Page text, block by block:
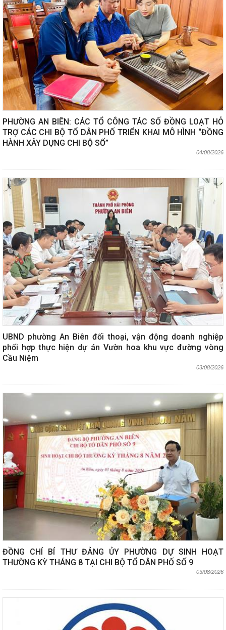
PHƯỜNG AN BIÊN: CÁC TỔ CÔNG TÁC SỐ ĐỒNG LOẠT HỖ
TRỢ CÁC CHI BỘ TỔ DÂN PHỐ TRIỂN KHAI MÔ HÌNH “ĐỒNG
HÀNH XÂY DỰNG CHI BỘ SỐ”
04/08/2026
UBND phường An Biên đối thoại, vận động doanh nghiệp
phối hợp thực hiện dự án Vườn hoa khu vực đường vòng
Cầu Niệm
03/08/2026
ĐỒNG CHÍ BÍ THƯ ĐẢNG ỦY PHƯỜNG DỰ SINH HOẠT
THƯỜNG KỲ THÁNG 8 TẠI CHI BỘ TỔ DÂN PHỐ SỐ 9
03/08/2026